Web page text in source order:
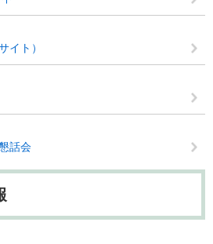
イト）
話会